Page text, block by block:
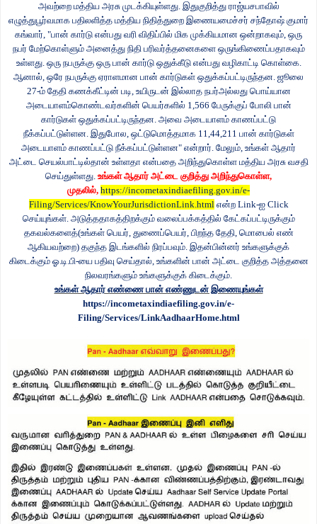
அவற்றை மத்திய அரசு முடக்கியுள்ளது. இதுகுறித்து ராஜ்யசபாவில்
எழுத்துபூர்வமாக பதிலளித்த மத்திய நிதித்துறை இணையமைச்சர் சந்தோஷ் குமார்
கங்வார் , "பான் கார்டு என்பது வரி விதிப்பில் மிக முக்கியமான ஒன்றாகவும் ஒரு
நபர் மேற்கொள்ளும் அனைத்து நிதி பரிவர்த்தனைகளை ஒருங்கிணைப்பதாகவும்
உள்ளது. ஒரு நபருக்கு ஒரு பான் கார்டு ஒதுக்கீடு என்பது வழிகாட்டி கொள்கை.
ஆனால் ஒரே நபருக்கு ஏராளமான பான் கார்டுகள் ஒதுக்கப்பட்டிருந்தன. ஜூலை
27-ம் தேதி கணக்கீட்டின் படி உயிருடன் இல்லாத நபர்அல்லது பொய்யான
அடையாளம்கொண்டவர்களின் பெயர்களில் 1,566 பேருக்குப் போலி பான்
கார்டுகள் ஒதுக்கப்பட்டிருந்தன. அவை அடையாளம் காணப்பட்டு
நீக்கப்பட்டுள்ளன. இதுபோல ஒட்டுமொத்தமாக 11,44,211 பான் கார்டுகள்
அடையாளம் காணப்பட்டு நீக்கப்பட்டுள்ளன" என்றார். மேலும் உங்கள் ஆதார்
அட்டை செயல்பாட்டில்தான் உள்ளதா என்பதை அறிந்துகொள்ள மத்திய அரசு வசதி
செய்துள்ளது. உங்கள் ஆதார் அட்டை குறித்து அறிந்துகொள்ள,
முதலில், https://incometaxindiaefiling.gov.in/e-
Filing/Services/KnowYourJurisdictionLink.html என்ற Link-ஐ Click
செய்யுங்கள். அடுத்ததாகத்திறக்கும் வலைப்பக்கத்தில் கேட்கப்பட்டிருக்கும்
தகவல்களைத்(உங்கள் பெயர் துணைப்பெயர் பிறந்த தேதி மொபைல் எண்
ஆகியவற்றை) தகுந்த இடங்களில் நிரப்பவும். இதன்பின்னர் உங்களுக்குக்
கிடைக்கும் ஓ.டி.பி-யை பதிவு செய்தால் உங்களின் பான் அட்டை குறித்த அத்தனை
நிலவரங்களும் உங்களுக்குக் கிடைக்கும்.
உங்கள் ஆதார் எண்ணை பான் எண்ணுடன் இணையுங்கள்
https://incometaxindiaefiling.gov.in/e-
Filing/Services/LinkAadhaarHome.html